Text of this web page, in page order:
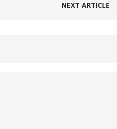
NEXT ARTICLE